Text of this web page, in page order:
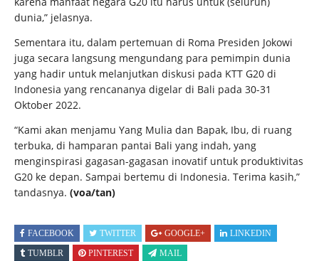
dunia,” jelasnya.
Sementara itu, dalam pertemuan di Roma Presiden Jokowi
juga secara langsung mengundang para pemimpin dunia
yang hadir untuk melanjutkan diskusi pada KTT G20 di
Indonesia yang rencananya digelar di Bali pada 30-31
Oktober 2022.
“Kami akan menjamu Yang Mulia dan Bapak, Ibu, di ruang
terbuka, di hamparan pantai Bali yang indah, yang
menginspirasi gagasan-gagasan inovatif untuk produktivitas
G20 ke depan. Sampai bertemu di Indonesia. Terima kasih,”
tandasnya. (voa/tan)
FACEBOOK TWITTER GOOGLE+
LINKEDIN
TUMBLR
PINTEREST MAIL